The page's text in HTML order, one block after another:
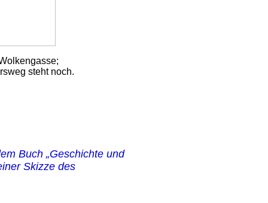
steht noch.
Buch „Geschichte und
Skizze des